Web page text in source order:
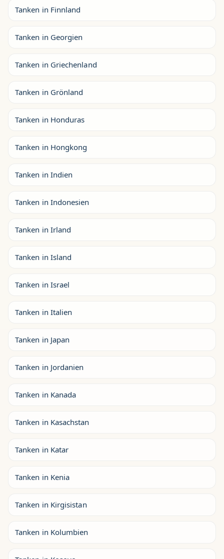
Tanken in Finnland
Tanken in Georgien
Tanken in Griechenland
Tanken in Grönland
Tanken in Honduras
Tanken in Hongkong
Tanken in Indien
Tanken in Indonesien
Tanken in Irland
Tanken in Island
Tanken in Israel
Tanken in Italien
Tanken in Japan
Tanken in Jordanien
Tanken in Kanada
Tanken in Kasachstan
Tanken in Katar
Tanken in Kenia
Tanken in Kirgisistan
Tanken in Kolumbien